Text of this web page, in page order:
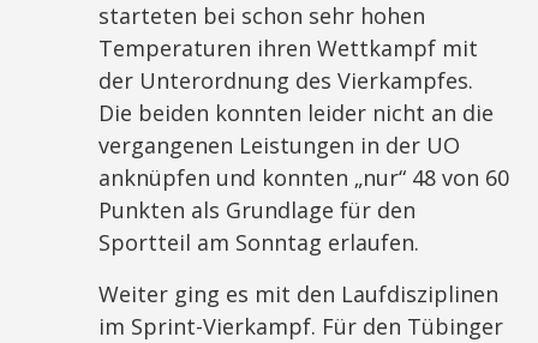
starteten bei schon sehr hohen
Temperaturen ihren Wettkampf mit
der Unterordnung des Vierkampfes.
Die beiden konnten leider nicht an die
vergangenen Leistungen in der UO
anknüpfen und konnten „nur“ 48 von 60
Punkten als Grundlage für den
Sportteil am Sonntag erlaufen.
Weiter ging es mit den Laufdisziplinen
im Sprint-Vierkampf. Für den Tübinger